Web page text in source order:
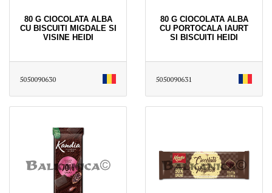
80 G CIOCOLATA ALBA
CU BISCUITI MIGDALE SI
VISINE HEIDI
5050090630
80 G CIOCOLATA ALBA
CU PORTOCALA IAURT
SI BISCUITI HEIDI
5050090631